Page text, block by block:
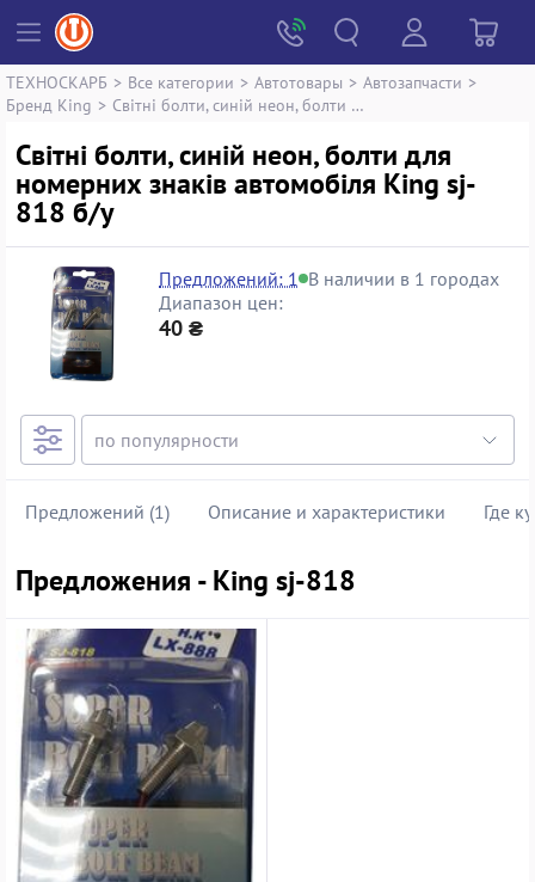
ТЕХНОСКАРБ > Все категории > Автотовары > Автозапчасти >
Бренд King > Світні болти, синій неон, болти для номерних знаків автомобіля King sj-818
Світні болти, синій неон, болти для
номерних знаків автомобіля King sj-
818 б/у
Предложений: 1 В наличии в 1 городах
Диапазон цен:
40 ₴
Предложений (1) Описание и характеристики Где
Предложения - King sj-818